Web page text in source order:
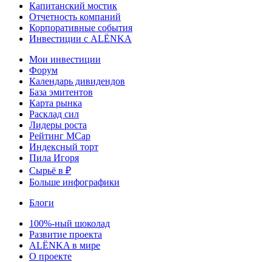
Капитанский мостик
Отчетность компаний
Корпоративные события
Инвестиции с ALЁNKA
Мои инвестиции
Форум
Календарь дивидендов
База эмитентов
Карта рынка
Расклад сил
Лидеры роста
Рейтинг MCap
Индексный торт
Пила Игоря
Сырьё в ₽
Больше инфографики
Блоги
100%-ный шоколад
Развитие проекта
ALЁNKA в мире
О проекте